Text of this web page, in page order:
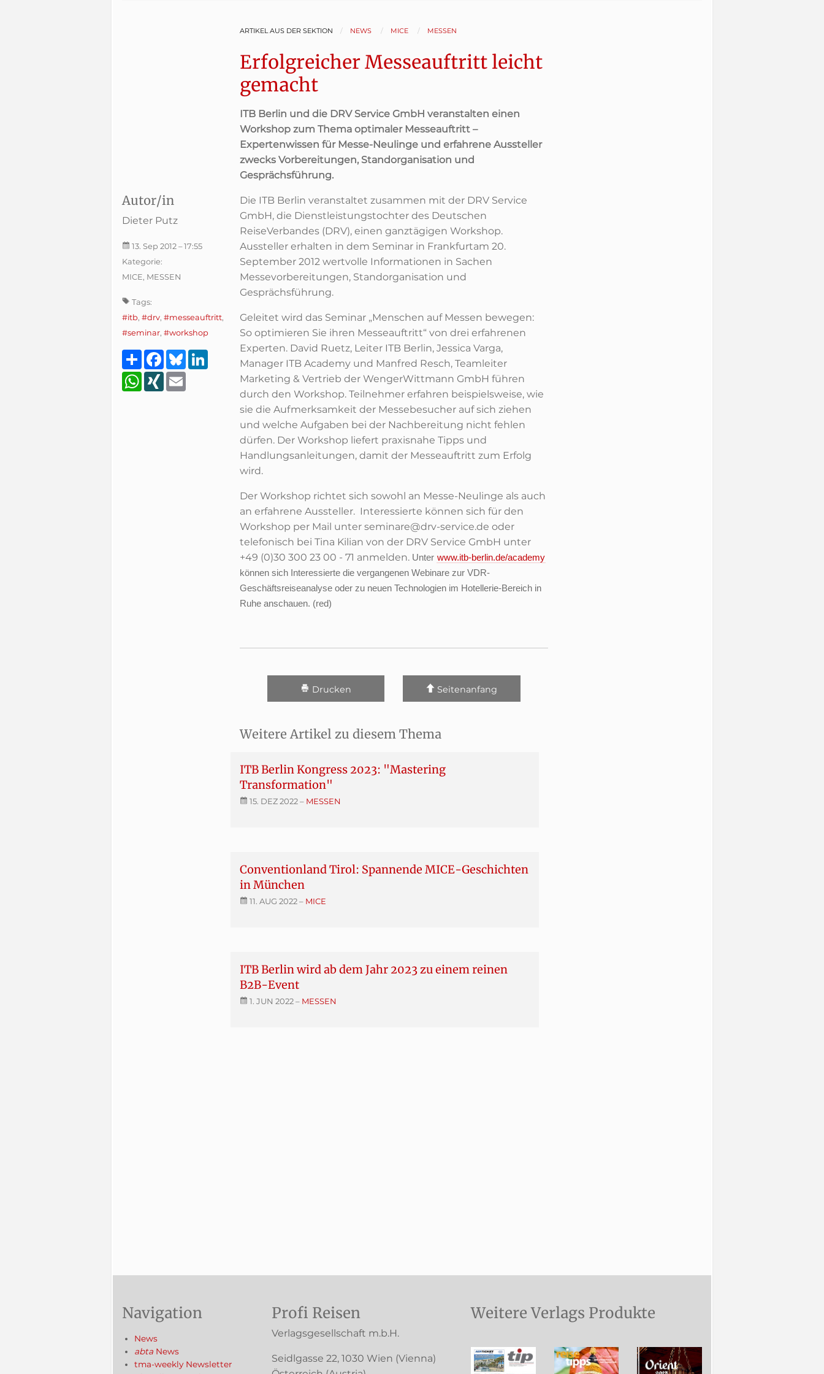
ARTIKEL AUS DER SEKTION NEWS MICE MESSEN
Erfolgreicher Messeauftritt leicht
gemacht
ITB Berlin und die DRV Service GmbH veranstalten einen
Workshop zum Thema optimaler Messeauftritt –
Expertenwissen für Messe-Neulinge und erfahrene Aussteller
zwecks Vorbereitungen, Standorganisation und
Gesprächsführung.
Autor/in
Dieter Putz
13. Sep 2012 – 17:55
Kategorie:
MICE, MESSEN
Tags:
#itb, #drv, #messeauftritt,
#seminar, #workshop
TeilenFacebook
BlueskyLinkedIn
WhatsApp
XING
Die ITB Berlin veranstaltet zusammen mit der DRV Service
GmbH, die Dienstleistungstochter des Deutschen
ReiseVerbandes (DRV), einen ganztägigen Workshop.
Aussteller erhalten in dem Seminar in Frankfurtam 20.
September 2012 wertvolle Informationen in Sachen
Messevorbereitungen, Standorganisation und
Gesprächsführung.
Geleitet wird das Seminar „Menschen auf Messen bewegen:
So optimieren Sie ihren Messeauftritt“ von drei erfahrenen
Experten. David Ruetz, Leiter ITB Berlin, Jessica Varga,
Manager ITB Academy und Manfred Resch, Teamleiter
Marketing & Vertrieb der WengerWittmann GmbH führen
durch den Workshop. Teilnehmer erfahren beispielsweise, wie
sie die Aufmerksamkeit der Messebesucher auf sich ziehen
und welche Aufgaben bei der Nachbereitung nicht fehlen
dürfen. Der Workshop liefert praxisnahe Tipps und
Handlungsanleitungen, damit der Messeauftritt zum Erfolg
wird.
Der Workshop richtet sich sowohl an Messe-Neulinge als auch
an erfahrene Aussteller. Interessierte können sich für den
Workshop per Mail unter seminare@drv-service.de oder
telefonisch bei Tina Kilian von der DRV Service GmbH unter
+49 (0)30 300 23 00 - 71 anmelden. Unter www.itb-berlin.de/academy
können sich Interessierte die vergangenen Webinare zur VDR-
Geschäftsreiseanalyse oder zu neuen Technologien im Hotellerie-Bereich in
Ruhe anschauen. (red)
Drucken Seitenanfang
Weitere Artikel zu diesem Thema
ITB Berlin Kongress 2023: "Mastering
Transformation"
15. DEZ 2022– MESSEN
Conventionland Tirol: Spannende MICE-Geschichten
in München
11. AUG 2022– MICE
ITB Berlin wird ab dem Jahr 2023 zu einem reinen
B2B-Event
1. JUN 2022– MESSEN
Navigation
News
abta News
tma-weekly Newsletter
Profi Reisen
Verlagsgesellschaft m.b.H.
Seidlgasse 22, 1030 Wien (Vienna)
Weitere Verlags Produkte